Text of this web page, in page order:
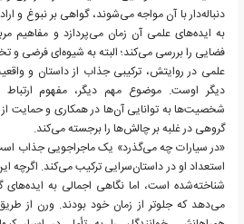
دنباله‌دار با آن مواجه می‌شوند، گواهی بر نبوغ و
به ایده‌های علمی ‌آن زمان می‌پردازد و مفاهیم
فضایی را بررسی می‌کند؛ البته به شیوه‌ای فرضی و
علمی ‌در روایتش، ترکیبی جذاب از داستان و
دیگر اوست. موضوع مهم دیگر، مفهوم
شخصیت‌ها به توانایی آن‌ها در همکاری و حمایت
گروهی در غلبه بر چالش‌ها را برجسته می‌کند.
«در سیارات چه ‌می‌گذرد» یک ماجراجویی جذاب
استعداد او در داستان‌سرایی ترکیب می‌کند. اگرچه
شناخته‌شده است، اما نگاهی اجمالی به ایده‌های
می‌دهد که جلوتر از زمان خود بودند. ورن از